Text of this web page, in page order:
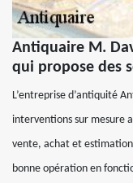
Antiquaire M.
qui propose des
L’entreprise d’antiquité
interventions sur mesure
vente, achat et estimation
bonne opération en